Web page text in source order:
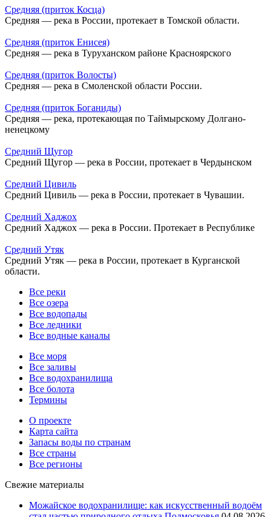
Средняя (приток Косца)
Средняя — река в России, протекает в Томской области.
Средняя (приток Енисея)
Средняя — река в Туруханском районе Красноярского
Средняя (приток Волосты)
Средняя — река в Смоленской области России.
Средняя (приток Боганиды)
Средняя — река, протекающая по Таймырскому Долгано-
ненецкому
Средний Щугор
Средний Щугор — река в России, протекает в Чердынском
Средний Цивиль
Средний Цивиль — река в России, протекает в Чувашии.
Средний Хаджох
Средний Хаджох — река в России. Протекает в Республике
Средний Утяк
Средний Утяк — река в России, протекает в Курганской
области.
Все реки
Все озера
Все водопады
Все ледники
Все водные каналы
Все моря
Все заливы
Все водохранилища
Все болота
Термины
О проекте
Карта сайта
Запасы воды по странам
Все страны
Все регионы
Свежие материалы
Можайское водохранилище: как искусственный водоём